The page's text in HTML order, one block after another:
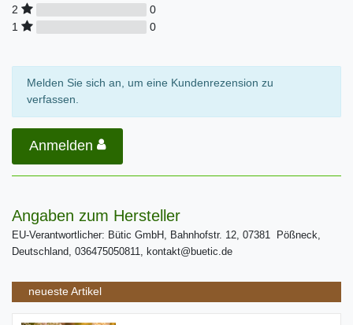
2
0
1
0
Melden Sie sich an, um eine Kundenrezension zu
verfassen.
Anmelden
Angaben zum Hersteller
EU-Verantwortlicher: Bütic GmbH, Bahnhofstr. 12, 07381 Pößneck,
Deutschland, 036475050811, kontakt@buetic.de
neueste Artikel